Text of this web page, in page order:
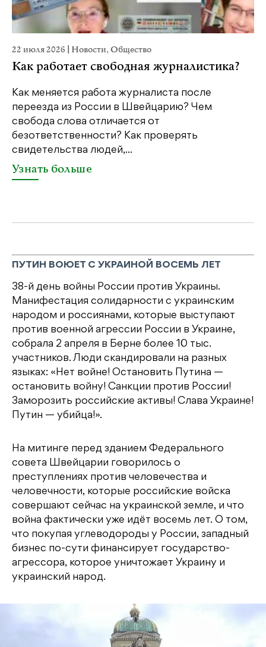
22 июля 2026 Новости,Общество
Как работает свободная журналистика?
Как меняется работа журналиста после
переезда из России в Швейцарию? Чем
свобода слова отличается от
безответственности? Как проверять
свидетельства людей,...
Узнать больше
ПУТИН ВОЮЕТ С УКРАИНОЙ ВОСЕМЬ ЛЕТ
38-й день войны России против Украины.
Манифестация солидарности с украинским
народом и россиянами, которые выступают
против военной агрессии России в Украине,
собрала 2 апреля в Берне более 10 тыс.
участников. Люди скандировали на разных
языках: «Нет войне! Остановить Путина —
остановить войну! Санкции против России!
Заморозить российские активы! Слава Украине!
Путин — убийца!».
На митинге перед зданием Федерального
совета Швейцарии говорилось о
преступлениях против человечества и
человечности, которые российские войска
совершают сейчас на украинской земле, и что
война фактически уже идёт восемь лет. О том,
что покупая углеводороды у России, западный
бизнес по-сути финансирует государство-
агрессора, которое уничтожает Украину и
украинский народ.